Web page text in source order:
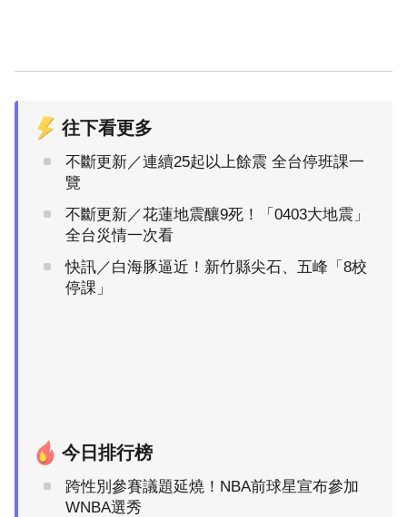
往下看更多
不斷更新／連續25起以上餘震 全台停班課一
覽
不斷更新／花蓮地震釀9死！「0403大地震」
全台災情一次看
快訊／白海豚逼近！新竹縣尖石、五峰「8校
停課」
今日排行榜
跨性別參賽議題延燒！NBA前球星宣布參加
WNBA選秀